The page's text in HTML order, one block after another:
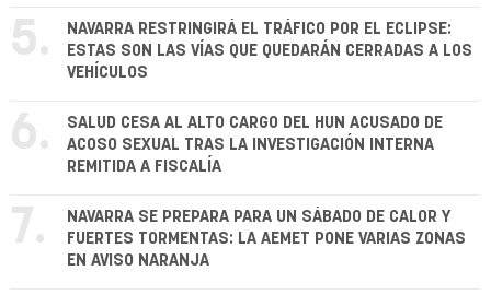
5.
NAVARRA RESTRINGIRÁ EL TRÁFICO POR EL ECLIPSE:
ESTAS SON LAS VÍAS QUE QUEDARÁN CERRADAS A LOS
VEHÍCULOS
6.
SALUD CESA AL ALTO CARGO DEL HUN ACUSADO DE
ACOSO SEXUAL TRAS LA INVESTIGACIÓN INTERNA
REMITIDA A FISCALÍA
7.
NAVARRA SE PREPARA PARA UN SÁBADO DE CALOR Y
FUERTES TORMENTAS: LA AEMET PONE VARIAS ZONAS
EN AVISO NARANJA